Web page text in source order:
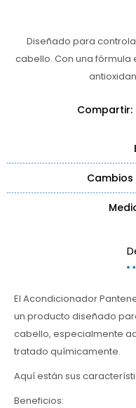
Diseñado para
cabello. Con una
Cambios
El Acondicionador
un producto diseñado
cabello, especialmente
tratado químicamente.
Aquí están sus
Beneficios: